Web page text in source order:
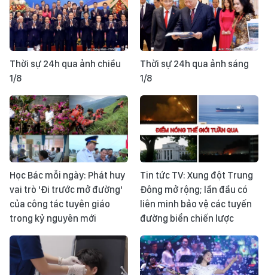
Thời sự 24h qua ảnh chiều
1/8
Thời sự 24h qua ảnh sáng
1/8
Học Bác mỗi ngày: Phát huy
vai trò 'Đi trước mở đường'
của công tác tuyên giáo
trong kỷ nguyên mới
Tin tức TV: Xung đột Trung
Đông mở rộng; lần đầu có
liên minh bảo vệ các tuyến
đường biển chiến lược